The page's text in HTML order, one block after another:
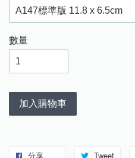
數量
加入購物車
分享 Tweet